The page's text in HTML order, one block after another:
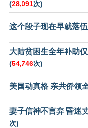
(28,091次)
这个段子现在早就落
大陆贫困生全年补助
(54,746次)
美国动真格 亲共侨领
妻子信神不言弃 昏迷
次)